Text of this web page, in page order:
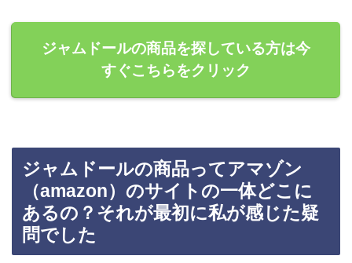
ジャムドールの商品を探している方は今
すぐこちらをクリック
ジャムドールの商品ってアマゾン
（amazon）のサイトの一体どこに
あるの？それが最初に私が感じた疑
問でした